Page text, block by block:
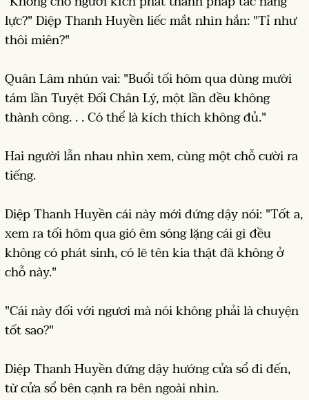
lực?" Diệp Thanh Huyền liếc mắt nhìn hắn: "Tỉ như
thôi miên?"
Quân Lâm nhún vai: "Buổi tối hôm qua dùng mười
tám lần Tuyệt Đối Chân Lý, một lần đều không
thành công. . . Có thể là kích thích không đủ."
Hai người lẫn nhau nhìn xem, cùng một chỗ cười ra
tiếng.
Diệp Thanh Huyền cái này mới đứng dậy nói: "Tốt a,
xem ra tối hôm qua gió êm sóng lặng cái gì đều
không có phát sinh, có lẽ tên kia thật đã không ở
chỗ này."
"Cái này đối với ngươi mà nói không phải là chuyện
tốt sao?"
Diệp Thanh Huyền đứng dậy hướng cửa sổ đi đến,
từ cửa sổ bên cạnh ra bên ngoài nhìn.